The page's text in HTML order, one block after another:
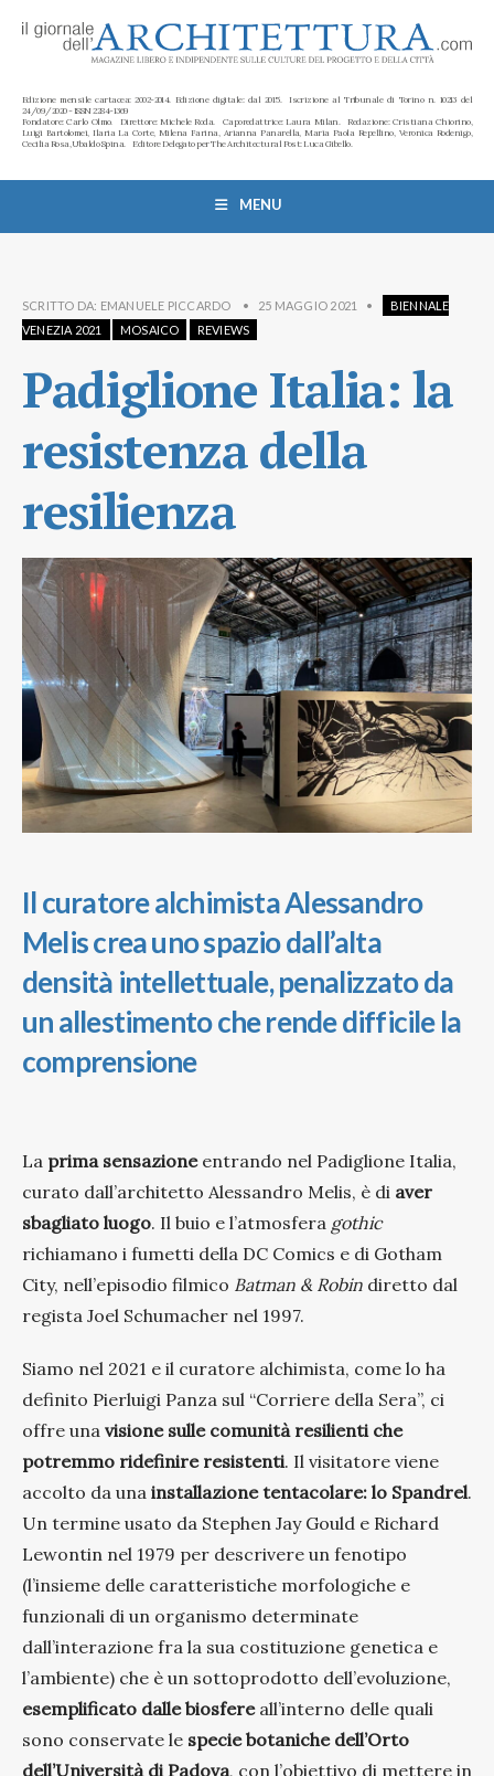
Edizione mensile cartacea: 2002-2014. Edizione digitale: dal 2015. Iscrizione al Tribunale di Torino n. 10213 del
24/09/2020 - ISSN 2284-1369
Fondatore: Carlo Olmo. Direttore: Michele Roda. Caporedattrice: Laura Milan. Redazione: Cristiana Chiorino,
Luigi Bartolomei, Ilaria La Corte, Milena Farina, Arianna Panarella, Maria Paola Repellino, Veronica Rodenigo,
Cecilia Rosa, Ubaldo Spina. Editore Delegato per The Architectural Post: Luca Gibello.
MENU
SCRITTO DA: EMANUELE PICCARDO • 25 MAGGIO 2021 •
BIENNALE
VENEZIA 2021
MOSAICO REVIEWS
Padiglione Italia: la
resistenza della
resilienza
Il curatore alchimista Alessandro
Melis crea uno spazio dall’alta
densità intellettuale, penalizzato da
un allestimento che rende difficile la
comprensione
La prima sensazioneentrando nel Padiglione Italia,
curato dall’architetto Alessandro Melis, è di aver
sbagliato luogo. Il buio e l’atmosfera gothic
richiamano i fumetti della DC Comics e di Gotham
City, nell’episodio filmico Batman & Robin diretto dal
regista Joel Schumacher nel 1997.
Siamo nel 2021 e il curatore alchimista, come lo ha
definito Pierluigi Panza sul “Corriere della Sera”, ci
offre una visione sulle comunità resilienti che
potremmo ridefinire resistenti. Il visitatore viene
accolto da una installazione tentacolare: lo Spandrel.
Un termine usato da Stephen Jay Gould e Richard
Lewontin nel 1979 per descrivere un fenotipo
(l’insieme delle caratteristiche morfologiche e
funzionali di un organismo determinate
dall’interazione fra la sua costituzione genetica e
l’ambiente) che è un sottoprodotto dell’evoluzione,
esemplificato dalle biosfereall’interno delle quali
sono conservate le specie botaniche dell’Orto
dell’Università di Padova, con l’obiettivo di mettere in